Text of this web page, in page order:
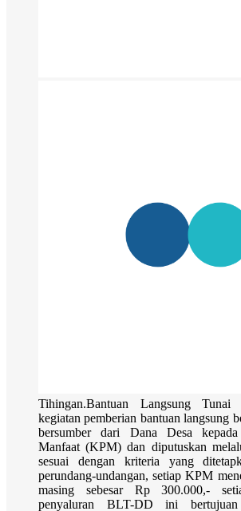
Tihingan.Bantuan Langsung
kegiatan pemberian bantuan langsung
bersumber dari Dana Desa
Manfaat (KPM) dan diputuskan
sesuai dengan kriteria yang
perundang-undangan, setiap KPM
masing sebesar Rp 300.000,-
penyaluran BLT-DD ini